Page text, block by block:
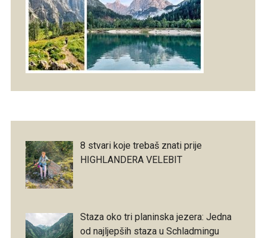
8 stvari koje trebaš znati prije
HIGHLANDERA VELEBIT
Staza oko tri planinska jezera: Jedna
od najljepših staza u Schladmingu